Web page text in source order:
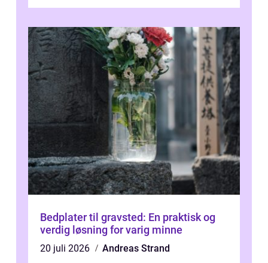
Bedplater til gravsted: En praktisk og
verdig løsning for varig minne
20 juli 2026
Andreas Strand